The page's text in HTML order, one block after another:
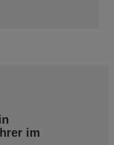
im